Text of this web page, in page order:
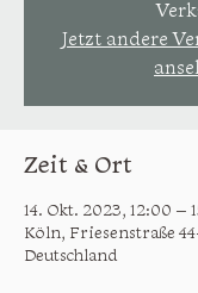
Jetzt andere
Zeit & Ort
14. Okt. 2023, 12:00 –
Köln, Friesenstraße
Deutschland